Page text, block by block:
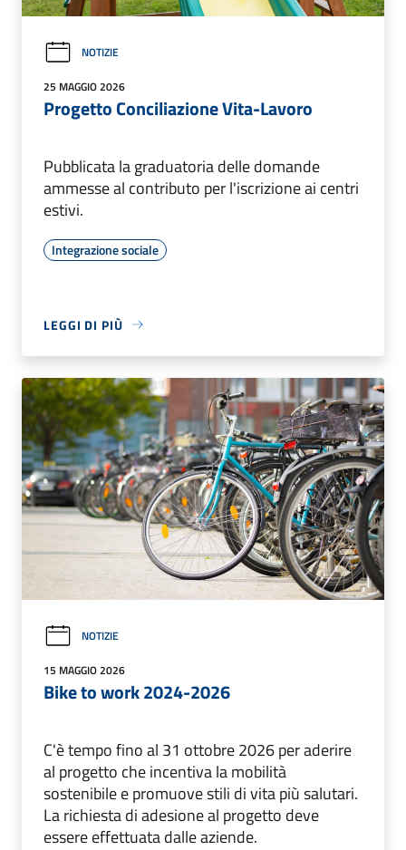
NOTIZIE
25 MAGGIO 2026
Progetto Conciliazione Vita-Lavoro
Pubblicata la graduatoria delle domande
ammesse al contributo per l'iscrizione ai centri
estivi.
Integrazione sociale
LEGGI DI PIÙ
NOTIZIE
15 MAGGIO 2026
Bike to work 2024-2026
C'è tempo fino al 31 ottobre 2026 per aderire
al progetto che incentiva la mobilità
sostenibile e promuove stili di vita più salutari.
La richiesta di adesione al progetto deve
essere effettuata dalle aziende.